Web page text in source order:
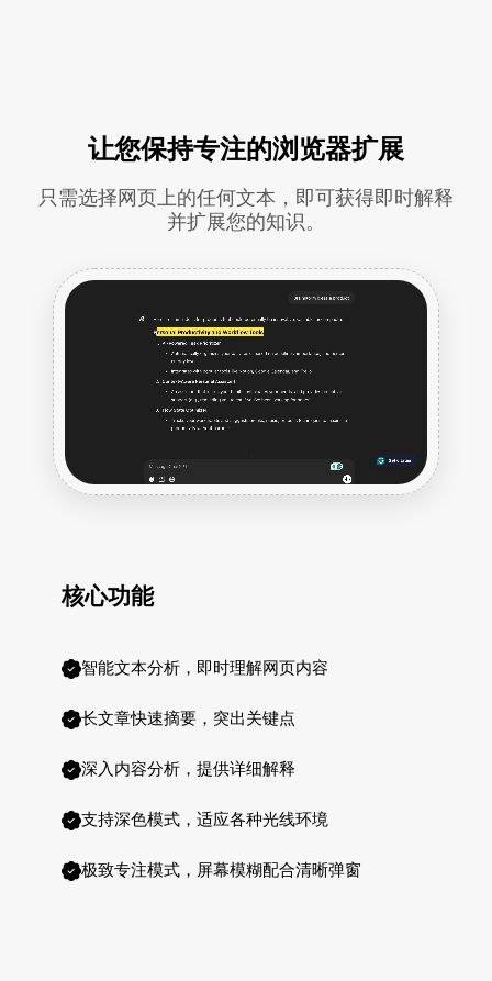
让您保持专注的浏览器扩展
只需选择网页上的任何文本，即可获得即时解释
并扩展您的知识。
核心功能
智能文本分析，即时理解网页内容
长文章快速摘要，突出关键点
深入内容分析，提供详细解释
支持深色模式，适应各种光线环境
极致专注模式，屏幕模糊配合清晰弹窗